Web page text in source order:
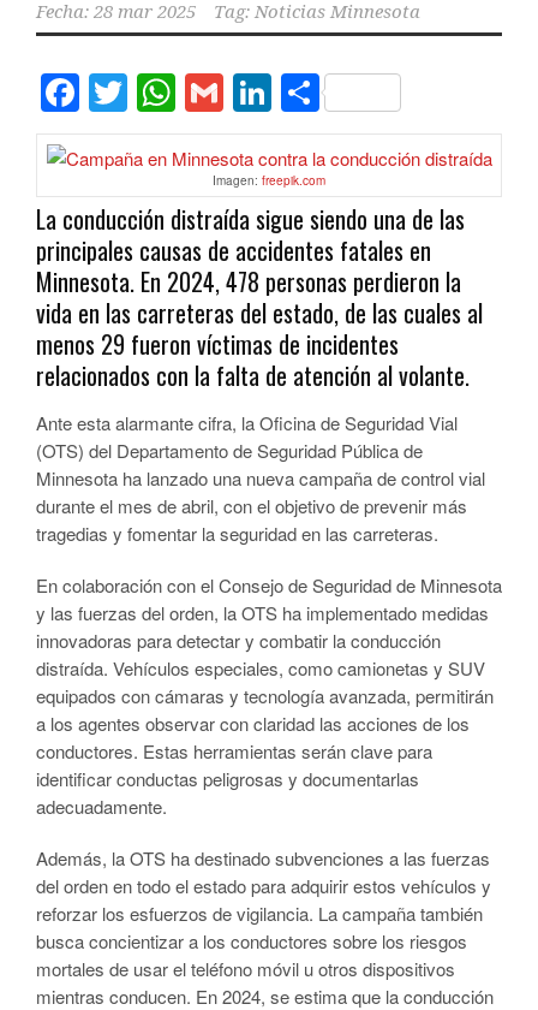
Fecha: 28 mar 2025 Tag: Noticias Minnesota
Facebook
Twitter
WhatsApp
GmailLinkedIn
Compartir
Imagen: freepik.com
La conducción distraída sigue siendo una de las
principales causas de accidentes fatales en
Minnesota. En 2024, 478 personas perdieron la
vida en las carreteras del estado, de las cuales al
menos 29 fueron víctimas de incidentes
relacionados con la falta de atención al volante.
Ante esta alarmante cifra, la Oficina de Seguridad Vial
(OTS) del Departamento de Seguridad Pública de
Minnesota ha lanzado una nueva campaña de control vial
durante el mes de abril, con el objetivo de prevenir más
tragedias y fomentar la seguridad en las carreteras.
En colaboración con el Consejo de Seguridad de Minnesota
y las fuerzas del orden, la OTS ha implementado medidas
innovadoras para detectar y combatir la conducción
distraída. Vehículos especiales, como camionetas y SUV
equipados con cámaras y tecnología avanzada, permitirán
a los agentes observar con claridad las acciones de los
conductores. Estas herramientas serán clave para
identificar conductas peligrosas y documentarlas
adecuadamente.
Además, la OTS ha destinado subvenciones a las fuerzas
del orden en todo el estado para adquirir estos vehículos y
reforzar los esfuerzos de vigilancia. La campaña también
busca concientizar a los conductores sobre los riesgos
mortales de usar el teléfono móvil u otros dispositivos
mientras conducen. En 2024, se estima que la conducción